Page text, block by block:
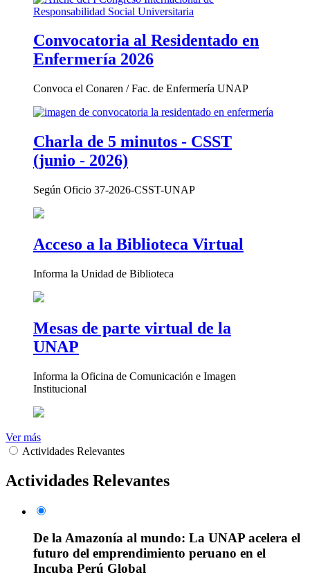
Convocatoria al Residentado en
Enfermería 2026
Convoca el Conaren / Fac. de Enfermería UNAP
Charla de 5 minutos - CSST
(junio - 2026)
Según Oficio 37-2026-CSST-UNAP
Acceso a la Biblioteca Virtual
Informa la Unidad de Biblioteca
Mesas de parte virtual de la
UNAP
Informa la Oficina de Comunicación e Imagen
Institucional
Ver más
Actividades Relevantes
Actividades Relevantes
De la Amazonía al mundo: La UNAP acelera el
futuro del emprendimiento peruano en el
Incuba Perú Global